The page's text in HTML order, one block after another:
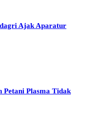
Ajak Aparatur
Petani Plasma Tidak